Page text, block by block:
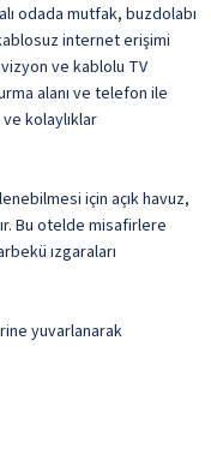
odada mutfak, buzdolabı
internet erişimi
ve kablolu TV
alanı ve telefon ile
kolaylıklar
için açık havuz,
Bu otelde misafirlere
ızgaraları
yuvarlanarak